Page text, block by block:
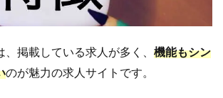
掲載している求人が多く、 機能もシン
のが魅力の求人サイトです。